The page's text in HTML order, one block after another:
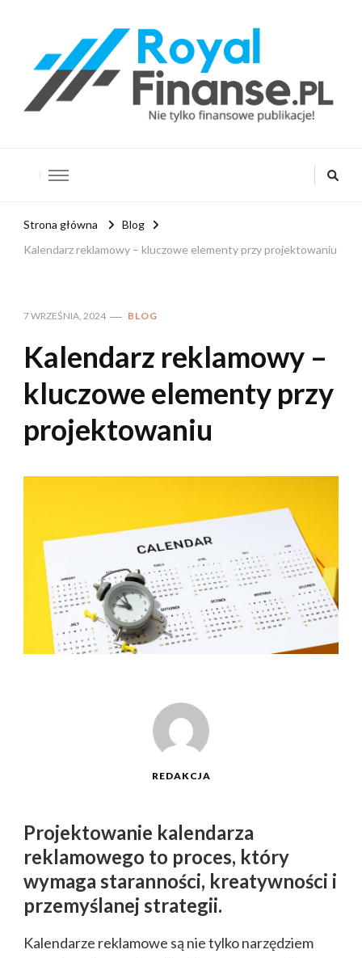
Strona główna
Blog
Kalendarz reklamowy – kluczowe elementy przy projektowaniu
7 WRZEŚNIA, 2024 BLOG
Kalendarz reklamowy –
kluczowe elementy przy
projektowaniu
REDAKCJA
Projektowanie kalendarza
reklamowego to proces, który
wymaga staranności, kreatywności i
przemyślanej strategii.
Kalendarze reklamowe są nie tylko narzędziem